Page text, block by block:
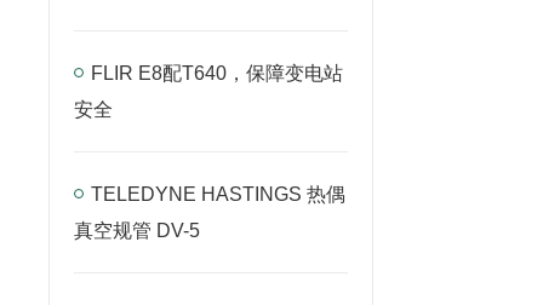
FLIR E8配T640，保障变电站
安全
TELEDYNE HASTINGS 热偶
真空规管 DV-5